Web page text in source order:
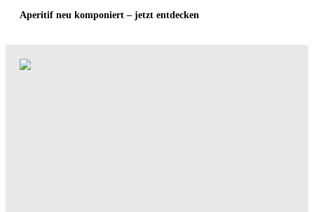
Aperitif neu komponiert – jetzt entdecken